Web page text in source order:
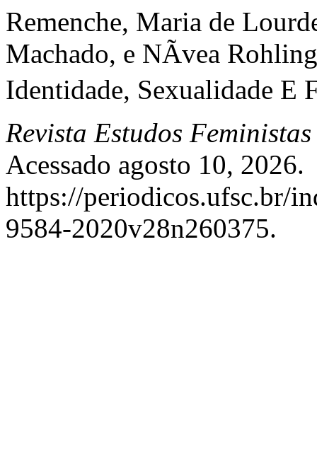
Remenche, Maria de
Machado, e NÃ­vea
Identidade, Sexualidade E
Revista Estudos Feministas
Acessado agosto 10, 2026.
https://periodicos.ufsc.br/
9584-2020v28n260375.